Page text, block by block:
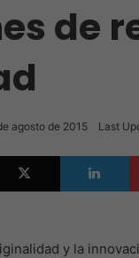
de
agosto de 2015 Last
X
y la